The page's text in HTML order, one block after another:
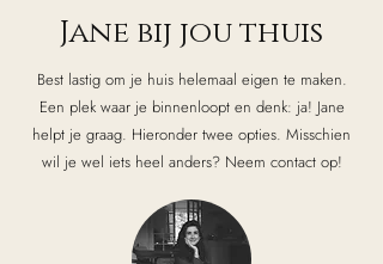
Jane bij jou thuis
Best lastig om je huis helemaal eigen te maken.
Een plek waar je binnenloopt en denk: ja! Jane
helpt je graag. Hieronder twee opties. Misschien
wil je wel iets heel anders? Neem contact op!